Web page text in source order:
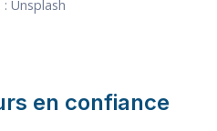
: Unsplash
en confiance